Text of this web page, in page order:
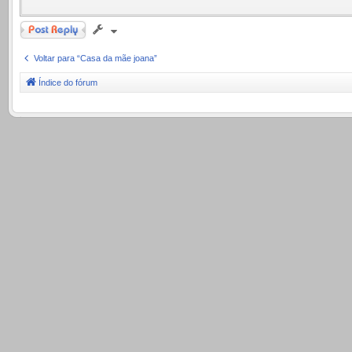
Responder
Voltar para “Casa da mãe joana”
Índice do fórum
.